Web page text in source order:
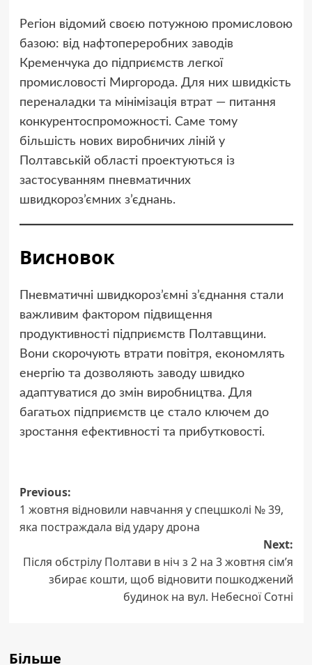
Регіон відомий своєю потужною промисловою
базою: від нафтопереробних заводів
Кременчука до підприємств легкої
промисловості Миргорода. Для них швидкість
переналадки та мінімізація втрат — питання
конкурентоспроможності. Саме тому
більшість нових виробничих ліній у
Полтавській області проектуються із
застосуванням пневматичних
швидкороз’ємних з’єднань.
Висновок
Пневматичні швидкороз’ємні з’єднання стали
важливим фактором підвищення
продуктивності підприємств Полтавщини.
Вони скорочують втрати повітря, економлять
енергію та дозволяють заводу швидко
адаптуватися до змін виробництва. Для
багатьох підприємств це стало ключем до
зростання ефективності та прибутковості.
Post
navigation
Previous:
1 жовтня відновили навчання у спецшколі № 39,
яка постраждала від удару дрона
Next:
Після обстрілу Полтави в ніч з 2 на 3 жовтня сім’я
збирає кошти, щоб відновити пошкоджений
будинок на вул. Небесної Сотні
Більше